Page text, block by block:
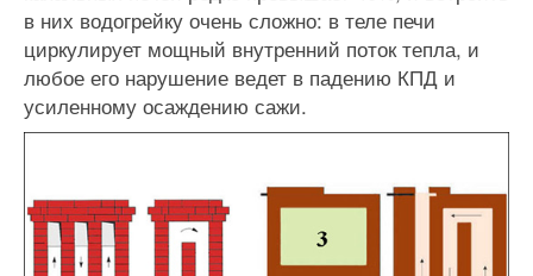
в них водогрейку очень сложно: в теле печи
циркулирует мощный внутренний поток тепла, и
любое его нарушение ведет в падению КПД и
усиленному осаждению сажи.